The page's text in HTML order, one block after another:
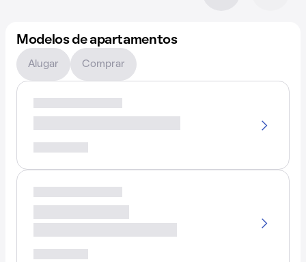
Modelos de apartamentos
Alugar Comprar